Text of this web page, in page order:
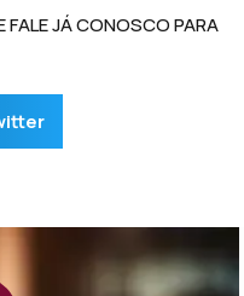
FALE JÁ CONOSCO PARA